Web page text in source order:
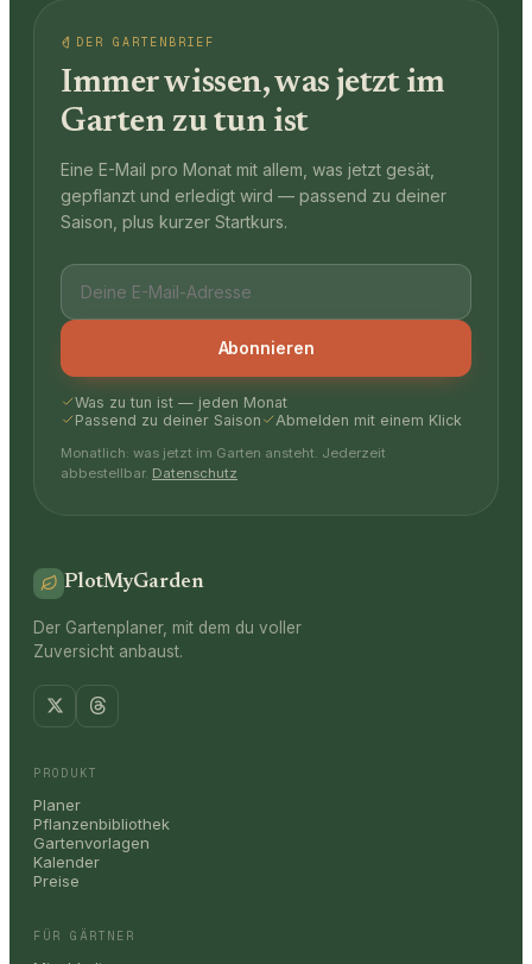
DER GARTENBRIEF
Immer wissen, was jetzt im
Garten zu tun ist
Eine E-Mail pro Monat mit allem, was jetzt gesät,
gepflanzt und erledigt wird — passend zu deiner
Saison, plus kurzer Startkurs.
Abonnieren
Was zu tun ist — jeden Monat
Passend zu deiner Saison
Abmelden mit einem Klick
Monatlich: was jetzt im Garten ansteht. Jederzeit
abbestellbar. Datenschutz
PlotMyGarden
Der Gartenplaner, mit dem du voller
Zuversicht anbaust.
PRODUKT
Planer
Pflanzenbibliothek
Gartenvorlagen
Kalender
Preise
FÜR GÄRTNER